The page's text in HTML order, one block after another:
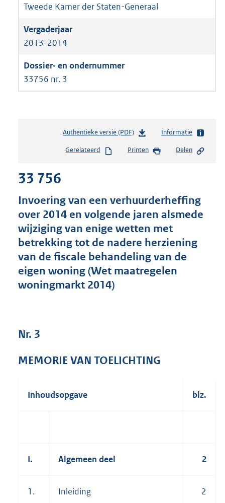
Tweede Kamer der Staten-Generaal
2013-2014
33756 nr. 3
Authentieke versie (PDF)b
s
s
g
r
o
t
t
Informatie
Gerelateerd Printen Delen
33 756
Invoering van een verhuurderheffing
over 2014 en volgende jaren alsmede
wijziging van enige wetten met
betrekking tot de nadere herziening
van de fiscale behandeling van de
eigen woning (Wet maatregelen
woningmarkt 2014)
Nr. 3
MEMORIE VAN TOELICHTING
Inhoudsopgave blz.
I. Algemeen deel 2
1. Inleiding 2